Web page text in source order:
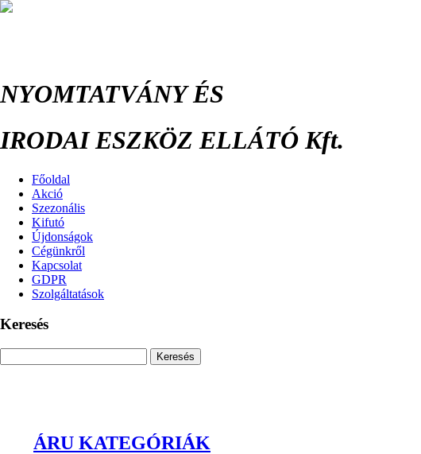
NYOMTATVÁNY ÉS
IRODAI ESZKÖZ ELLÁTÓ Kft.
Főoldal
Akció
Szezonális
Kifutó
Újdonságok
Cégünkről
Kapcsolat
GDPR
Szolgáltatások
Keresés
ÁRU KATEGÓRIÁK